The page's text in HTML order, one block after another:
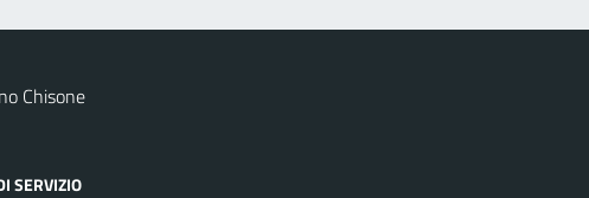
Chisone
SERVIZIO